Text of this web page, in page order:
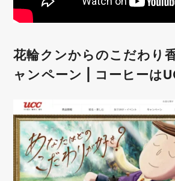
花輪クンからのこだわり
ャンペーン | コーヒーは